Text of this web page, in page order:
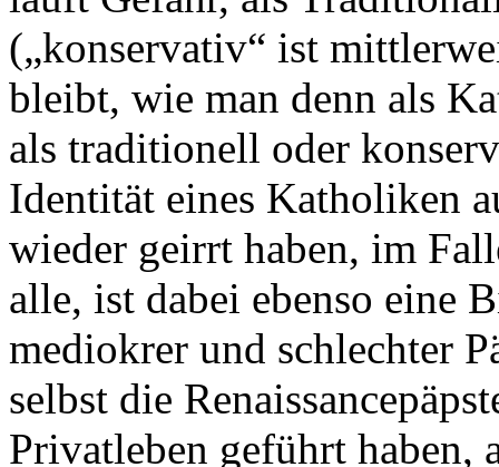
(„konservativ“ ist
bleibt, wie man denn als
als traditionell oder
Identität eines Katholiken
wieder geirrt haben, im
alle, ist dabei ebenso eine
mediokrer und schlechter
selbst die
Privatleben geführt haben,